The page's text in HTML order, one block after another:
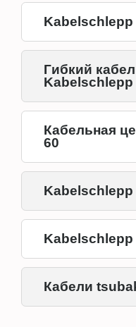
Kabelschlepp
Гибкий
Kabelschlepp
Кабельная
60
Kabelschlepp
Kabelschlepp
Кабели